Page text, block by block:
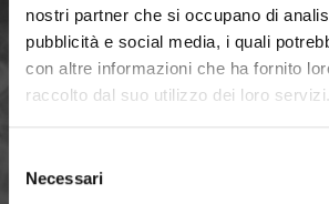
nostri partner che si occupano di
pubblicità e social media, i quali
con altre informazioni che ha fornito
raccolto dal suo utilizzo dei loro servizi.
delNecessari
La nostra avventura inizia negli anni
Stampone, dopo aver maturato una
nel campo della meccanica,
azienda propria: la CUS MECCANICA
produzione di cilindri oleodinamici